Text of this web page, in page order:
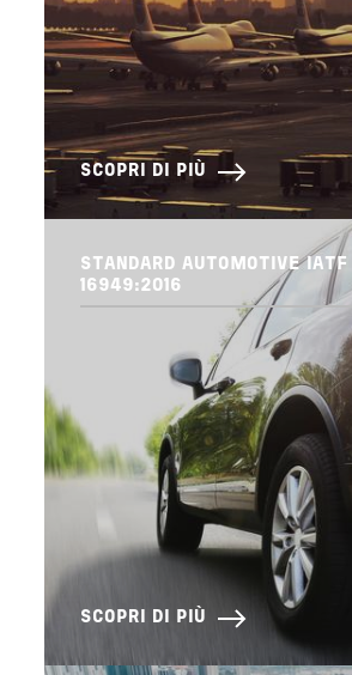
SCOPRI DI PIÙ
STANDARD AUTOMOTIVE IATF
16949:2016
SCOPRI DI PIÙ